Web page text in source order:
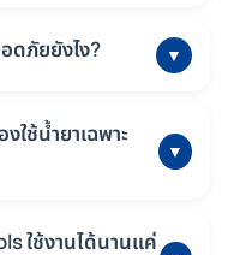
าย แต่ไม่เหมาะกับการใช้งาน
ดภัยยังไง? ▼
ใช้น้ำยาเฉพาะ
▼
ด ๆ เช็ดทำความสะอาดตาม
ใช้งานได้นานแค่